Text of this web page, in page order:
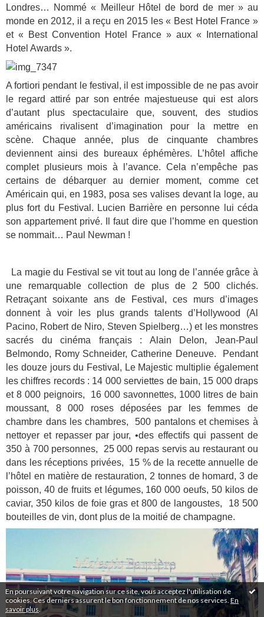
En poursuivant votre navigation sur ce site, vous acceptez l'utilisation de
cookies. Ces derniers assurent le bon fonctionnement de nos services. En
savoir plus
Londres… Nommé « Meilleur Hôtel de bord de mer » au
monde en 2012, il a reçu en 2015 les « Best Hotel France »
et « Best Convention Hotel France » aux « International
Hotel Awards ».
A fortiori pendant le festival, il est impossible de ne pas avoir
le regard attiré par son entrée majestueuse qui est alors
d’autant plus spectaculaire que, souvent, des studios
américains rivalisent d’imagination pour la mettre en
scène. Chaque année, plus de cinquante chambres
deviennent ainsi des bureaux éphémères. L’hôtel affiche
complet plusieurs mois à l’avance. Cela n’empêche pas
certains de débarquer au dernier moment, comme cet
Américain qui, en 1983, posa ses valises devant la loge, au
plus fort du Festival. Lucien Barrière en personne lui céda
son appartement privé. Il faut dire que l’homme en question
se nommait… Paul Newman !
La magie du Festival se vit tout au long de l’année grâce à
une remarquable collection de plus de 2 500 clichés.
Retraçant soixante ans de Festival, ces murs d’images
donnent à voir les plus grands talents d’Hollywood (Al
Pacino, Robert de Niro, Steven Spielberg…) et les monstres
sacrés du cinéma français : Alain Delon, Jean-Paul
Belmondo, Romy Schneider, Catherine Deneuve. Pendant
les douze jours du Festival, Le Majestic multiplie également
les chiffres records : 14 000 serviettes de bain, 15 000 draps
et 8 000 peignoirs, 16 000 savonnettes, 1000 litres de bain
moussant, 8 000 roses déposées par les femmes de
chambre dans les chambres, 500 pantalons et chemises à
nettoyer et repasser par jour, •des effectifs qui passent de
350 à 700 personnes, 25 000 repas servis au restaurant ou
dans les réceptions privées, 15 % de la recette annuelle de
l’hôtel en matière de restauration, 2 tonnes de homard, 3 de
poisson, 40 de fruits et légumes, 160 000 oeufs, 50 kilos de
caviar, 350 kilos de foie gras et 800 de langoustes, 18 500
bouteilles de vin, dont plus de la moitié de champagne.